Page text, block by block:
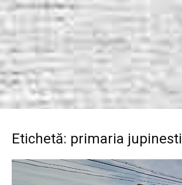
Etichetă: primaria jupinesti